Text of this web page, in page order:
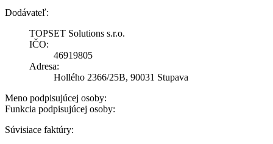
Dodávateľ:
TOPSET Solutions s.r.o.
IČO:
46919805
Adresa:
Hollého 2366/25B, 90031 Stupava
Meno podpisujúcej osoby:
Funkcia podpisujúcej osoby:
Súvisiace faktúry: